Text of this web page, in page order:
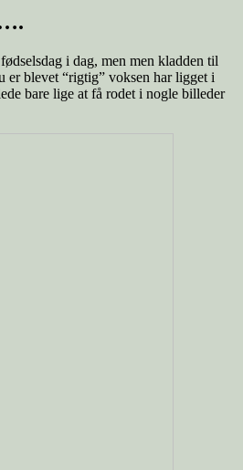
i dag, men men kladden til
er blevet “rigtig” voksen har ligget i
bare lige at få rodet i nogle billeder